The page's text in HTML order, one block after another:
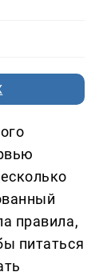
правила,
питаться